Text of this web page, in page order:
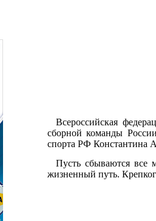
Всероссийская
сборной команды
спорта РФ Константина
Пусть сбываются все
жизненный путь.